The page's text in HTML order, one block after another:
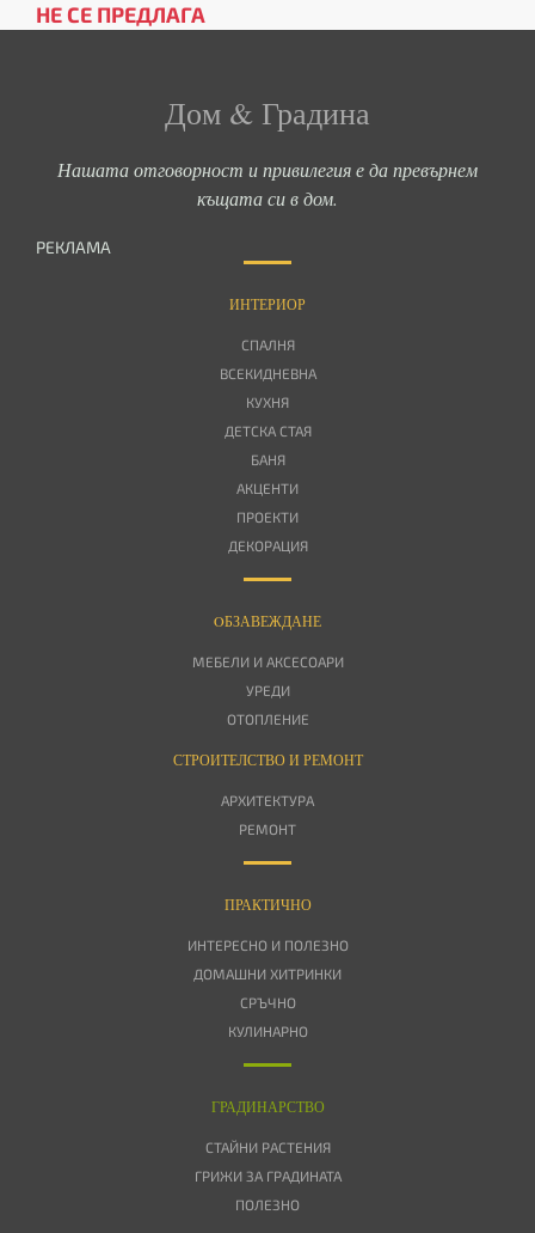
НЕ СЕ ПРЕДЛАГА
Дом & Градина
Нашата отговорност и привилегия е да превърнем
къщата си в дом.
РЕКЛАМА
ИНТЕРИОР
СПАЛНЯ
ВСЕКИДНЕВНА
КУХНЯ
ДЕТСКА СТАЯ
БАНЯ
АКЦЕНТИ
ПРОЕКТИ
ДЕКОРАЦИЯ
OБЗАВЕЖДАНЕ
МЕБЕЛИ И АКСЕСОАРИ
УРЕДИ
ОТОПЛЕНИЕ
СТРОИТЕЛСТВО И РЕМОНТ
АРХИТЕКТУРА
РЕМОНТ
ПРАКТИЧНО
ИНТЕРЕСНО И ПОЛЕЗНО
ДОМАШНИ ХИТРИНКИ
СРЪЧНО
КУЛИНАРНО
ГРАДИНАРСТВО
СТАЙНИ РАСТЕНИЯ
ГРИЖИ ЗА ГРАДИНАТА
ПОЛЕЗНО